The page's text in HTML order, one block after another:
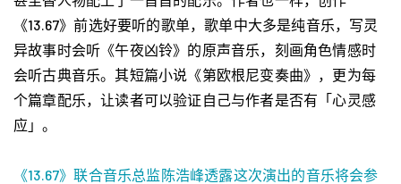
《13.67》前选好要听的歌单，歌单中大多是纯音乐，写灵
异故事时会听《午夜凶铃》的原声音乐，刻画角色情感时
会听古典音乐。其短篇小说《第欧根尼变奏曲》，更为每
个篇章配乐，让读者可以验证自己与作者是否有「心灵感
应」。
《13.67》联合音乐总监陈浩峰透露这次演出的音乐将会参